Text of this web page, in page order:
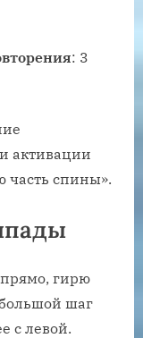
: 3
активации
часть спины».
прямо, гирю
шаг
с левой.